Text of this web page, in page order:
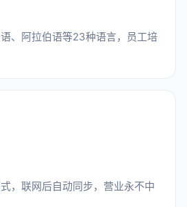
、阿拉伯语等23种语言，员工培
，联网后自动同步，营业永不中